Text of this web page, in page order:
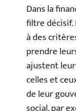
Dans la
filtre décisif.
à des
prendre
ajustent
celles et
de leur